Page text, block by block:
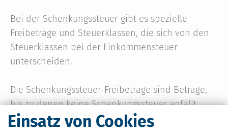
Einsatz von Cookies
Bei der Schenkungssteuer gibt es spezielle
Freibeträge und Steuerklassen, die sich von den
Steuerklassen bei der Einkommensteuer
unterscheiden.
Die Schenkungssteuer-Freibeträge sind Beträge,
bis zu denen keine Schenkungssteuer anfällt.
Diese Freibeträge variieren je nach